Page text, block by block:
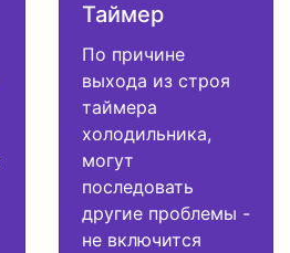
Таймер
По причине
выхода из строя
таймера
холодильника,
могут
последовать
другие проблемы -
не включится